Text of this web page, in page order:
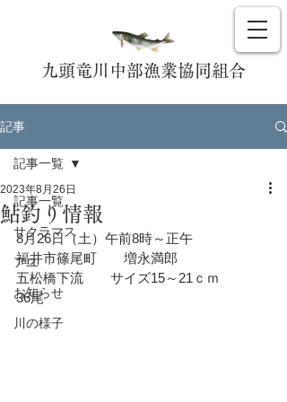
九頭竜川中部漁業協同組合
記事
記事一覧
サクラマス
アユ
お知らせ
川の様子
記事一覧
鮎釣り情報
2023年8月26日
8月26日（土）午前8時～正午
福井市篠尾町　　増永満郎
五松橋下流　　サイズ15～21ｃｍ
36尾